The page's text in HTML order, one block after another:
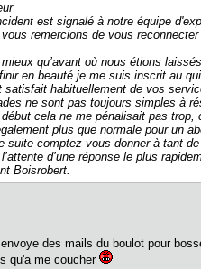
est signalé à notre équipe
remercions de vous
mieux qu’avant où nous étions
en beauté je me suis inscrit au
satisfait habituellement de vos
ne sont pas toujours simples à
cela ne me pénalisait pas
plus que normale pour un
suite comptez-vous donner à tant
d’une réponse le plus
Boisrobert.
des mails du boulot pour
qu'a me coucher